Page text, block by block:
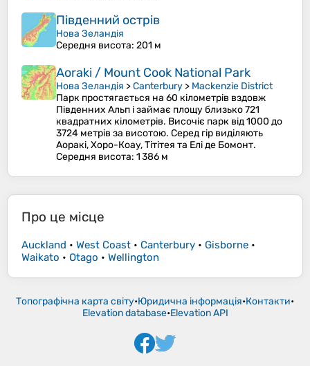
Південний острів
Нова Зеландія
Середня висота: 201 м
Aoraki / Mount Cook National Park
Нова Зеландія >Canterbury > Mackenzie District
Парк простягається на 60 кілометрів вздовж
Південних Альп і займає площу близько 721
квадратних кілометрів. Височіє парк від 1000 до
3724 метрів за висотою. Серед гір виділяють
Аоракі, Хоро-Коау, Тітітея та Елі де Бомонт.
Середня висота: 1 386 м
Про це місце
Auckland • West Coast • Canterbury • Gisborne •
Waikato • Otago • Wellington
Топографічна карта світу•Юридична інформація•Контакти•
Elevation database•Elevation API